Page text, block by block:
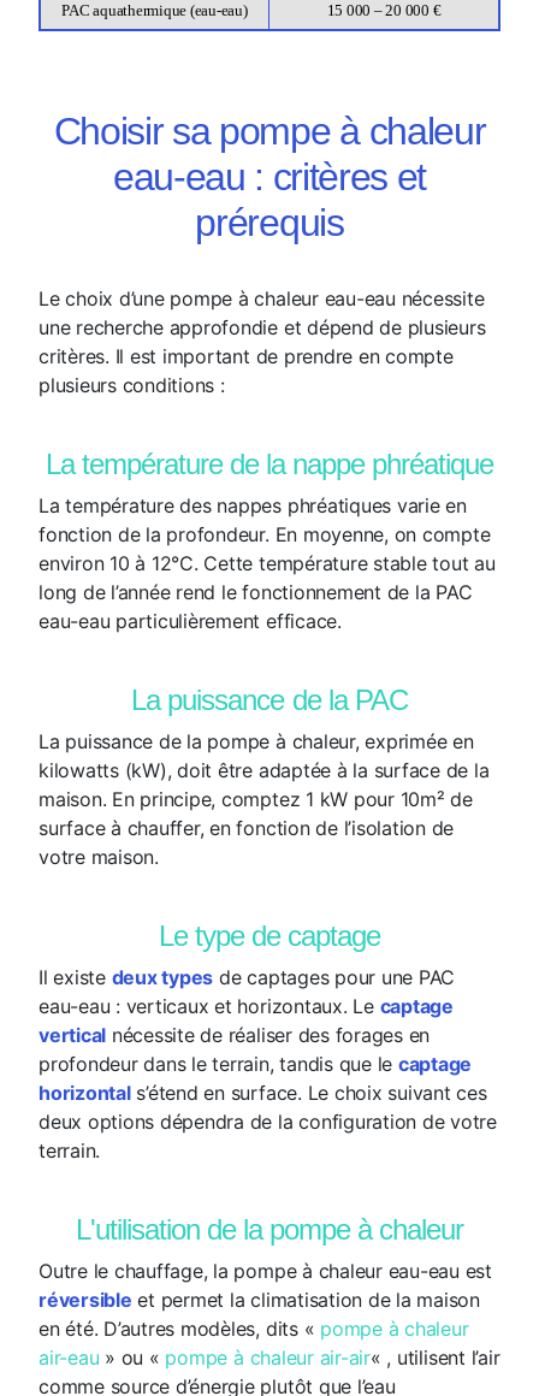
PAC aquathermique (eau-eau) 15 000 – 20 000 €
Choisir sa pompe à chaleur
eau-eau : critères et
prérequis
Le choix d’une pompe à chaleur eau-eau nécessite
une recherche approfondie et dépend de plusieurs
critères. Il est important de prendre en compte
plusieurs conditions :
La température de la nappe phréatique
La température des nappes phréatiques varie en
fonction de la profondeur. En moyenne, on compte
environ 10 à 12°C. Cette température stable tout au
long de l’année rend le fonctionnement de la PAC
eau-eau particulièrement efficace.
La puissance de la PAC
La puissance de la pompe à chaleur, exprimée en
kilowatts (kW), doit être adaptée à la surface de la
maison. En principe, comptez 1 kW pour 10m² de
surface à chauffer, en fonction de l’isolation de
votre maison.
Le type de captage
Il existe deux types de captages pour une PAC
eau-eau : verticaux et horizontaux. Le captage
vertical nécessite de réaliser des forages en
profondeur dans le terrain, tandis que le captage
horizontals’étend en surface. Le choix suivant ces
deux options dépendra de la configuration de votre
terrain.
L'utilisation de la pompe à chaleur
Outre le chauffage, la pompe à chaleur eau-eau est
réversible et permet la climatisation de la maison
en été. D’autres modèles, dits « pompe à chaleur
air-eau » ou « pompe à chaleur air-air« , utilisent l’air
comme source d’énergie plutôt que l’eau